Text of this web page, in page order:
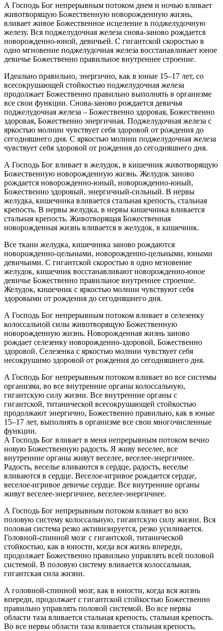
А Господь Бог непрерывным потоком днем и ночью вливает
животворящую Божественную новорожденную жизнь,
вливает живое Божественное исцеление в поджелудочную
железу. Вся поджелудочная железа снова-заново рождается
новорожденно-юной, девичьей. С гигантской скоростью в
одно мгновение поджелудочная железа восстанавливает юное
девичье Божественно правильное внутреннее строение.
Идеально правильно, энергично, как в юные 15–17 лет, со
всесокрушающей стойкостью поджелудочная железа
продолжает Божественно правильно выполнять в организме
все свои функции. Снова-заново рождается девичья
поджелудочная железа – Божественно здоровая, Божественно
здоровая, Божественно энергичная. Поджелудочная железа с
яркостью молнии чувствует себя здоровой от рождения до
сегодняшнего дня. С яркостью молнии поджелудочная железа
чувствует себя здоровой от рождения до сегодняшнего дня.
А Господь Бог вливает в желудок, в кишечник животворящую
Божественную новорожденную жизнь. Желудок заново
рождается новорожденно-юный, новорожденно-юный,
Божественно здоровый, энергичный-сильный. В нервы
желудка, кишечника вливается стальная крепость, стальная
крепость. В нервы желудка, в нервы кишечника вливается
стальная крепость. Животворящая Божественная
новорожденная жизнь вливается в желудок, в кишечник.
Все ткани желудка, кишечника заново рождаются
новорожденно-цельными, новорожденно-цельными, юными
девичьими. С гигантской скоростью в одно мгновение
желудок, кишечник восстанавливают новорожденно-юное
девичье Божественно правильное внутреннее строение.
Желудок, кишечник с яркостью молнии чувствуют себя
здоровыми от рождения до сегодняшнего дня.
А Господь Бог непрерывным потоком вливает в селезенку
колоссальной силы животворящую Божественную
новорожденную жизнь. Новорожденная жизнь заново
рождает селезенку новорожденно-здоровой, Божественно
здоровой. Селезенка с яркостью молнии чувствует себя
несокрушимо здоровой от рождения до сегодняшнего дня.
А Господь Бог непрерывным потоком вливает во все системы
организма, во все внутренние органы колоссальную,
гигантскую силу жизни. Все внутренние органы с
гигантской, титанической всесокрушающей стойкостью
продолжают энергично, Божественно правильно, как в юные
15–17 лет, выполнять в организме все свои многочисленные
функции.
А Господь Бог вливает в меня непрерывным потоком вечно
новую Божественную радость. Я живу веселее, все
внутренние органы живут веселее, веселее-энергичнее.
Радость, веселье вливаются в сердце, радость, веселье
вливаются в сердце. Веселое-игривое рождается сердце,
веселое-игривое девичье сердце. Все внутренние органы
живут веселее-энергичнее, веселее-энергичнее.
А Господь Бог непрерывным потоком вливает во всю
половую систему колоссальную, гигантскую силу жизни. Вся
половая система резко активизируется, резко усиливается.
Головной-спинной мозг с гигантской, титанической
стойкостью, как в юности, когда вся жизнь впереди,
продолжает Божественно правильно управлять всей половой
системой. В половую систему вливается колоссальная,
гигантская сила жизни.
А головной-спинной мозг, как в юности, когда вся жизнь
впереди, продолжает с гигантской стойкостью Божественно
правильно управлять половой системой. Во все нервы
области таза вливается стальная крепость, стальная крепость.
Во все нервы области таза вливается стальная крепость,